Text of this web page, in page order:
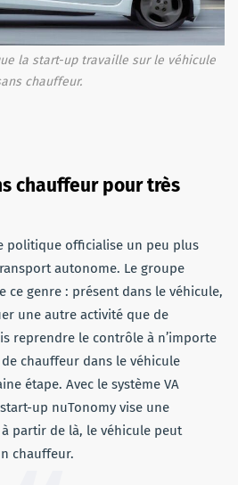
la start-up travaille sur le véhicule
chauffeur.
chauffeur pour très
politique officialise un peu plus
autonome. Le groupe
ce genre : présent dans le véhicule,
une autre activité que de
reprendre le contrôle à n’importe
de chauffeur dans le véhicule
étape. Avec le système VA
up nuTonomy vise une
partir de là, le véhicule peut
chauffeur.